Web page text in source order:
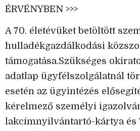
ÉRVÉNYBEN >>>
A 70. életévüket betöltött
hulladékgazdálkodási
támogatása.Szükséges
adatlap ügyfélszolgálatnál
esetén az ügyintézés
kérelmező személyi
lakcímnyilvántartó-kártya és